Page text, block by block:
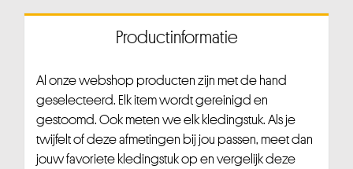
Productinformatie
Al onze webshop producten zijn met de hand
geselecteerd. Elk item wordt gereinigd en
gestoomd. Ook meten we elk kledingstuk. Als je
twijfelt of deze afmetingen bij jou passen, meet dan
jouw favoriete kledingstuk op en vergelijk deze